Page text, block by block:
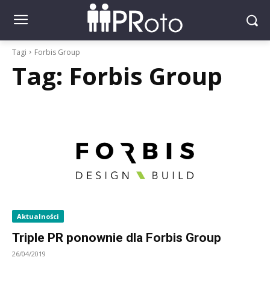
Tagi Forbis Group
Tag: Forbis Group
Aktualności
Triple PR ponownie dla Forbis Group
26/04/2019